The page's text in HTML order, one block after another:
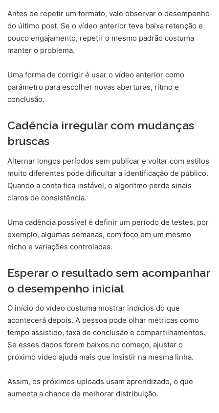
Antes de repetir um formato, vale observar o desempenho
do último post. Se o vídeo anterior teve baixa retenção e
pouco engajamento, repetir o mesmo padrão costuma
manter o problema.
Uma forma de corrigir é usar o vídeo anterior como
parâmetro para escolher novas aberturas, ritmo e
conclusão.
Cadência irregular com mudanças
bruscas
Alternar longos períodos sem publicar e voltar com estilos
muito diferentes pode dificultar a identificação de público.
Quando a conta fica instável, o algoritmo perde sinais
claros de consistência.
Uma cadência possível é definir um período de testes, por
exemplo, algumas semanas, com foco em um mesmo
nicho e variações controladas.
Esperar o resultado sem acompanhar
o desempenho inicial
O início do vídeo costuma mostrar indícios do que
acontecerá depois. A pessoa pode olhar métricas como
tempo assistido, taxa de conclusão e compartilhamentos.
Se esses dados forem baixos no começo, ajustar o
próximo vídeo ajuda mais que insistir na mesma linha.
Assim, os próximos uploads usam aprendizado, o que
aumenta a chance de melhorar distribuição.